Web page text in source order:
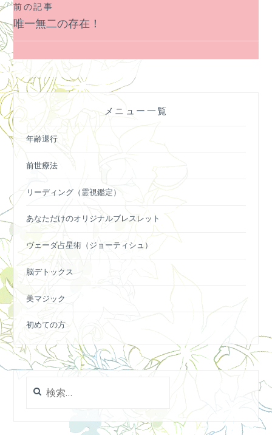
投
稿
ナ
ビ
ゲ
ー
シ
ョ
ン
前の記事
唯一無二の存在！
メニュー一覧
年齢退行
前世療法
リーディング（霊視鑑定）
あなただけのオリジナルブレスレット
ヴェーダ占星術（ジョーティシュ）
脳デトックス
美マジック
初めての方
索: